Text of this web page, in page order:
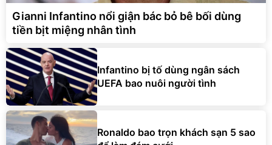
Gianni Infantino nổi giận bác bỏ bê bối dùng
tiền bịt miệng nhân tình
Infantino bị tố dùng ngân sách
UEFA bao nuôi người tình
Ronaldo bao trọn khách sạn 5 sao